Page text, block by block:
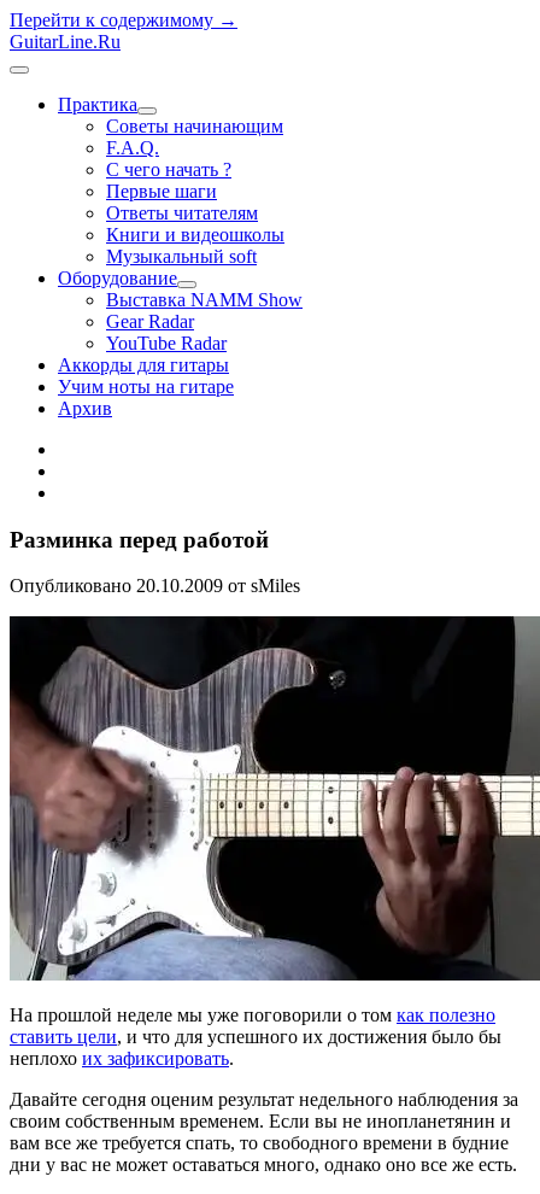
Перейти к содержимому →
GuitarLine.Ru
открыть
Практика
открыть
меню
Советы начинающим
F.A.Q.
С чего начать ?
Первые шаги
Ответы читателям
Книги и видеошколы
Музыкальный soft
Оборудование
открыть
меню
Выставка NAMM Show
Gear Radar
YouTube Radar
Аккорды для гитары
Учим ноты на гитаре
Архив
Разминка перед работой
Опубликовано 20.10.2009 от sMiles
На прошлой неделе мы уже поговорили о том как полезно
ставить цели, и что для успешного их достижения было бы
неплохо их зафиксировать.
Давайте сегодня оценим результат недельного наблюдения за
своим собственным временем. Если вы не инопланетянин и
вам все же требуется спать, то свободного времени в будние
дни у вас не может оставаться много, однако оно все же есть.